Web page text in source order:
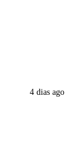
4 dias ago